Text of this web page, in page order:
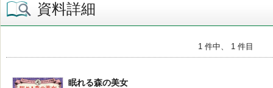
資料詳細
1 件中、 1 件目
眠れる森の美女